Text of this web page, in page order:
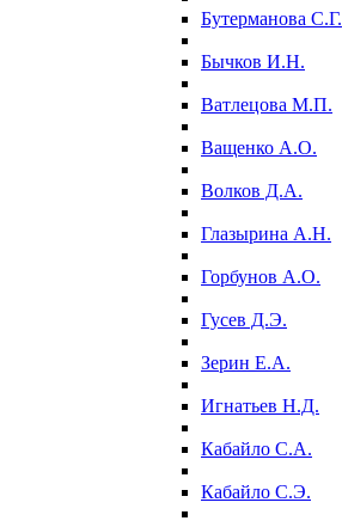
Бутерманова С.Г.
Бычков И.Н.
Ватлецова М.П.
Ващенко А.О.
Волков Д.А.
Глазырина А.Н.
Горбунов А.О.
Гусев Д.Э.
Зерин Е.А.
Игнатьев Н.Д.
Кабайло С.А.
Кабайло С.Э.